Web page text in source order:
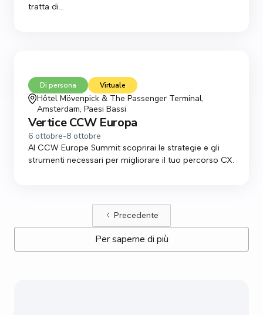
tratta di...
Di persona Virtuale
Hôtel Mövenpick & The Passenger Terminal,
Amsterdam, Paesi Bassi
Vertice CCW Europa
6 ottobre-8 ottobre
Al CCW Europe Summit scoprirai le strategie e gli
strumenti necessari per migliorare il tuo percorso CX.
Precedente
Per saperne di più